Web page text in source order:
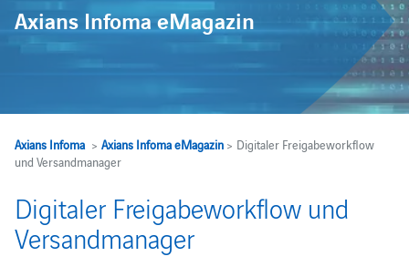
Axians Infoma eMagazin
Axians Infoma> Axians Infoma eMagazin> Digitaler Freigabeworkflow
und Versandmanager
Digitaler Freigabeworkflow und
Versandmanager